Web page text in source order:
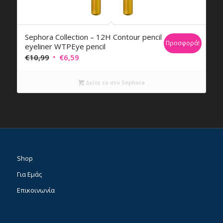
Sephora Collection – 12H Contour pencil
eyeliner WTPEye pencil
€10,99 Original
€10,99.
€6,59Η
τιμή
είναι:
Προσφορά!
Δείτε το στο Sephora
Shop
Για Εμάς
Επικοινωνία